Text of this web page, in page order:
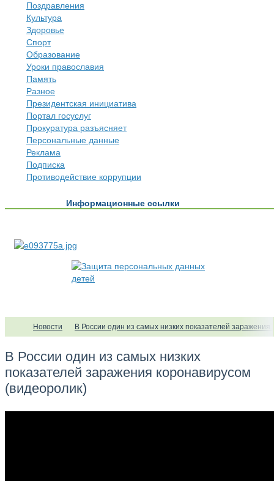
Поздравления
Культура
Здоровье
Спорт
Образование
Уроки православия
Память
Разное
Президентская инициатива
Портал госуслуг
Прокуратура разъясняет
Персональные данные
Реклама
Подписка
Противодействие коррупции
Информационные ссылки
Новости В России один из самых низких показателей заражения
В России один из самых низких
показателей заражения коронавирусом
(видеоролик)